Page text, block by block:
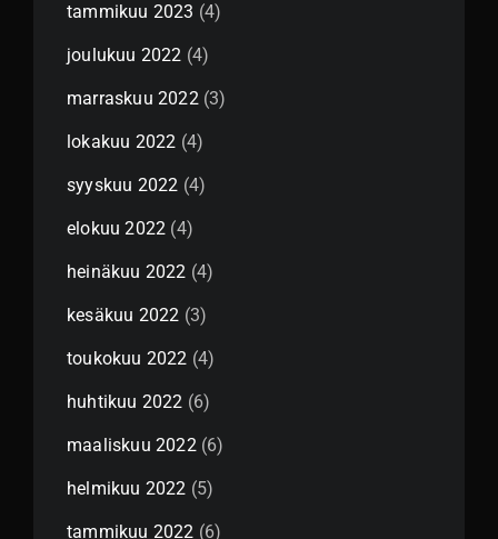
tammikuu 2023 (4)
joulukuu 2022 (4)
marraskuu 2022(3)
lokakuu 2022 (4)
syyskuu 2022 (4)
elokuu 2022 (4)
heinäkuu 2022 (4)
kesäkuu 2022 (3)
toukokuu 2022 (4)
huhtikuu 2022 (6)
maaliskuu 2022(6)
helmikuu 2022 (5)
tammikuu 2022 (6)